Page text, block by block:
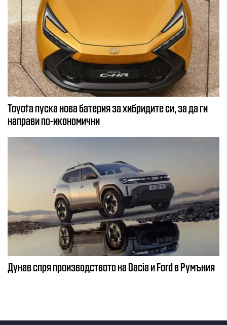
Toyota пуска нова батерия за хибридите си, за да ги
направи по-икономични
Дунав спря производството на Dacia и Ford в Румъния